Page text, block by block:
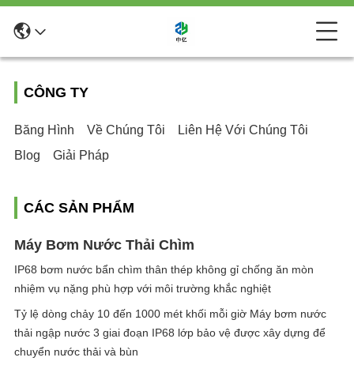
CÔNG TY
Băng Hình Về Chúng Tôi
Liên Hệ Với Chúng Tôi
Blog
Giải Pháp
CÁC SẢN PHẨM
Máy Bơm Nước Thải Chìm
IP68 bơm nước bẩn chìm thân thép không gỉ chống ăn mòn
nhiệm vụ nặng phù hợp với môi trường khắc nghiệt
Tỷ lệ dòng chảy 10 đến 1000 mét khối mỗi giờ Máy bơm nước
thải ngập nước 3 giai đoạn IP68 lớp bảo vệ được xây dựng để
chuyển nước thải và bùn